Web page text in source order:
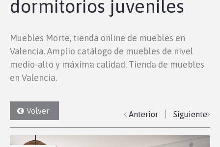
dormitorios juveniles
Muebles Morte, tienda online de muebles en
Valencia. Amplio catálogo de muebles de nivel
medio-alto y máxima calidad. Tienda de muebles
en Valencia.
Volver Anterior Siguiente